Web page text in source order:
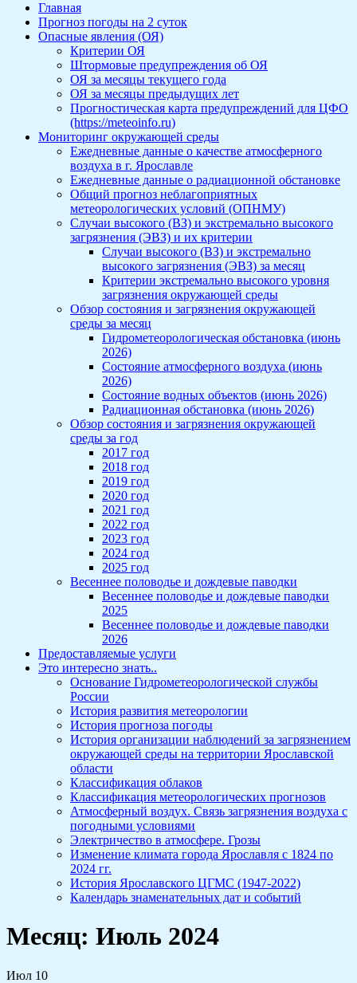
Главная
Прогноз погоды на 2 суток
Опасные явления (ОЯ)
Критерии ОЯ
Штормовые предупреждения об ОЯ
ОЯ за месяцы текущего года
ОЯ за месяцы предыдущих лет
Прогностическая карта предупреждений для ЦФО
(https://meteoinfo.ru)
Мониторинг окружающей среды
Ежедневные данные о качестве атмосферного
воздуха в г. Ярославле
Ежедневные данные о радиационной обстановке
Общий прогноз неблагоприятных
метеорологических условий (ОПНМУ)
Случаи высокого (ВЗ) и экстремально высокого
загрязнения (ЭВЗ) и их критерии
Случаи высокого (ВЗ) и экстремально
высокого загрязнения (ЭВЗ) за месяц
Критерии экстремально высокого уровня
загрязнения окружающей среды
Обзор состояния и загрязнения окружающей
среды за месяц
Гидрометеорологическая обстановка (июнь
2026)
Состояние атмосферного воздуха (июнь
2026)
Состояние водных объектов (июнь 2026)
Радиационная обстановка (июнь 2026)
Обзор состояния и загрязнения окружающей
среды за год
2017 год
2018 год
2019 год
2020 год
2021 год
2022 год
2023 год
2024 год
2025 год
Весеннее половодье и дождевые паводки
Весеннее половодье и дождевые паводки
2025
Весеннее половодье и дождевые паводки
2026
Предоставляемые услуги
Это интересно знать..
Основание Гидрометеорологической службы
России
История развития метеорологии
История прогноза погоды
История организации наблюдений за загрязнением
окружающей среды на территории Ярославской
области
Классификация облаков
Классификация метеорологических прогнозов
Атмосферный воздух. Связь загрязнения воздуха с
погодными условиями
Электричество в атмосфере. Грозы
Изменение климата города Ярославля с 1824 по
2024 гг.
История Ярославского ЦГМС (1947-2022)
Календарь знаменательных дат и событий
Месяц: Июль 2024
Июл 10